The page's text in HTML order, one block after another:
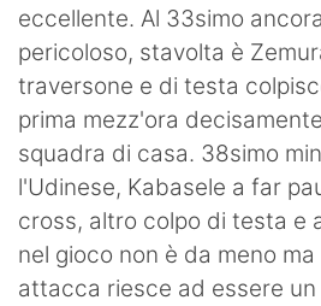
eccellente. Al 33simo
pericoloso, stavolta è
traversone e di testa
prima mezz'ora
squadra di casa. 38simo
l'Udinese, Kabasele a far
cross, altro colpo di testa e
nel gioco non è da meno
attacca riesce ad essere